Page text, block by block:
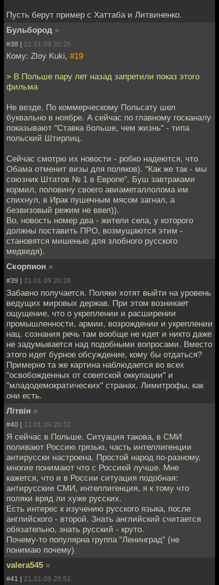
Пусть берут пример с Хаттаба и Литвиненко.
Бульбород »
#38 | 21.01.09 20:25
Кому: Zloy Kuki, #19
> В Польше пару лет назад запретили показ этого
фильма
Не везде. По коммерческому Польсату шел
буквально в ноябре. А сейчас по главному госканалу
показывают "Ставка больше, чем жизнь" - типа
польский Штирлиц.
Сейчас смотрю их новости - робко надеются, что
Обама отменит визы для поляков). "Как же так - мы
союзник Штатов № 1 в Европе". Буш завтраками
кормил, половину своего авиаметаллолома им
спихнул, в Ирак пушечным мясом загнал, а
безвизовый режим не ввел)).
Во, новость номер два - жители села, у которого
должны поставить ПРО, возмущаются этим -
становятся мишенью для злобного русского
медведя).
Скорпион »
#39 | 21.01.09 20:28
Забавно получается. Поляки хотят выйти на уровень
ведущих мировых держав. При этом возникает
ощущение, что о укреплении и расширении
промышленности, армии, возрождении и укреплении
нац. сознания речь там вообще не идет и никто даже
не задумывается над подобными вопросами. Вместо
этого идет бурное обсуждение, кому бы отдаться?
Примерно та же картина наблюдается во всех
"освобожденных от советской оккупации" и
"младодемократических" странах. Лимитрофы, как
они есть.
Лiтвiн »
#40 | 21.01.09 20:32
Я сейчас в Польше. Ситуация такова, в СМИ
поливают Россию грязью, часть интеллигенции
антирусски настроена. Простой народ по-разному,
многие понимают что с Россией лучше. Мне
кажется, что и в России ситуация подобная:
антирусские СМИ, интеллигенция, я к тому что
поляки вряд ли хуже русских.
Есть интерес к изучению русского языка, после
английского - второй. Знать английский считается
обязательно, знать русский - круто.
Почему-то популярна группа "Ленинград" (не
понимаю почему)
valera545 »
#41 | 21.01.09 20:51